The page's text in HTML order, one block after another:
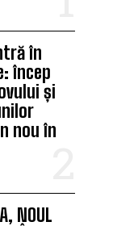
în
încep
și
nou în
NOUL